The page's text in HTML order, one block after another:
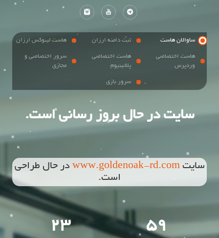
ساوالان هاست ثبت دامنه ارزان هاست لینوکس ارزان
هاست اختصاصی
وردپرس
هاست اختصاصی
پلاتینیوم
سرور اختصاصی و
مجازی
سرور بازی
سایت در حال بروز رسانی است.
سایتwww.goldenoak-rd.com در حال طراحی
است.
23 59